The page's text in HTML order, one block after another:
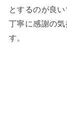
とするのが良
丁寧に感謝の
す。